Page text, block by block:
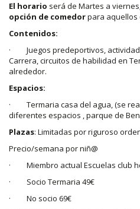
El horario será de Martes a
opción de comedorpara aquellos
Contenidos:
· Juegos predeportivos,
Carrera, circuitos de habilidad en
alrededor.
Espacios:
· Termaria casa del agua, (se
diferentes espacios , parque de
Plazas: Limitadas por riguroso
Precio/semana por niñ@
· Miembro actual Escuelas club
· Socio Termaria 49€
· No socio 69€